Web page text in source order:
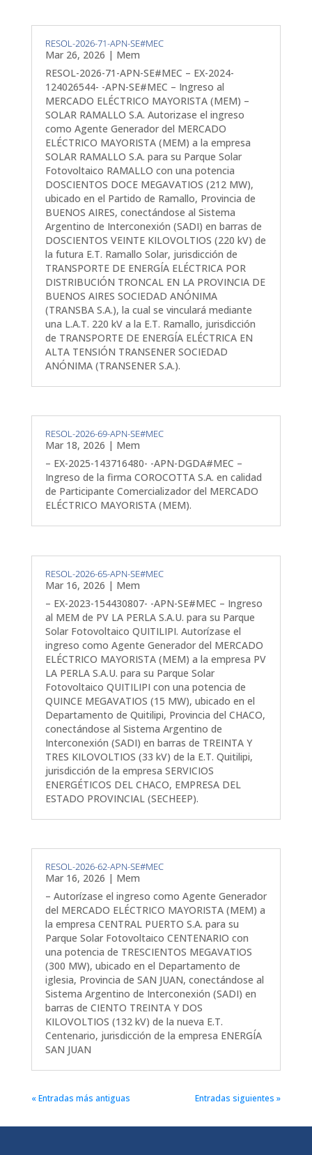
RESOL-2026-71-APN-SE#MEC
Mar 26, 2026 | Mem
RESOL-2026-71-APN-SE#MEC – EX-2024-
124026544- -APN-SE#MEC – Ingreso al
MERCADO ELÉCTRICO MAYORISTA (MEM) –
SOLAR RAMALLO S.A. Autorizase el ingreso
como Agente Generador del MERCADO
ELÉCTRICO MAYORISTA (MEM) a la empresa
SOLAR RAMALLO S.A. para su Parque Solar
Fotovoltaico RAMALLO con una potencia
DOSCIENTOS DOCE MEGAVATIOS (212 MW),
ubicado en el Partido de Ramallo, Provincia de
BUENOS AIRES, conectándose al Sistema
Argentino de Interconexión (SADI) en barras de
DOSCIENTOS VEINTE KILOVOLTIOS (220 kV) de
la futura E.T. Ramallo Solar, jurisdicción de
TRANSPORTE DE ENERGÍA ELÉCTRICA POR
DISTRIBUCIÓN TRONCAL EN LA PROVINCIA DE
BUENOS AIRES SOCIEDAD ANÓNIMA
(TRANSBA S.A.), la cual se vinculará mediante
una L.A.T. 220 kV a la E.T. Ramallo, jurisdicción
de TRANSPORTE DE ENERGÍA ELÉCTRICA EN
ALTA TENSIÓN TRANSENER SOCIEDAD
ANÓNIMA (TRANSENER S.A.).
RESOL-2026-69-APN-SE#MEC
Mar 18, 2026 | Mem
– EX-2025-143716480- -APN-DGDA#MEC –
Ingreso de la firma COROCOTTA S.A. en calidad
de Participante Comercializador del MERCADO
ELÉCTRICO MAYORISTA (MEM).
RESOL-2026-65-APN-SE#MEC
Mar 16, 2026 | Mem
– EX-2023-154430807- -APN-SE#MEC – Ingreso
al MEM de PV LA PERLA S.A.U. para su Parque
Solar Fotovoltaico QUITILIPI. Autorízase el
ingreso como Agente Generador del MERCADO
ELÉCTRICO MAYORISTA (MEM) a la empresa PV
LA PERLA S.A.U. para su Parque Solar
Fotovoltaico QUITILIPI con una potencia de
QUINCE MEGAVATIOS (15 MW), ubicado en el
Departamento de Quitilipi, Provincia del CHACO,
conectándose al Sistema Argentino de
Interconexión (SADI) en barras de TREINTA Y
TRES KILOVOLTIOS (33 kV) de la E.T. Quitilipi,
jurisdicción de la empresa SERVICIOS
ENERGÉTICOS DEL CHACO, EMPRESA DEL
ESTADO PROVINCIAL (SECHEEP).
RESOL-2026-62-APN-SE#MEC
Mar 16, 2026 | Mem
– Autorízase el ingreso como Agente Generador
del MERCADO ELÉCTRICO MAYORISTA (MEM) a
la empresa CENTRAL PUERTO S.A. para su
Parque Solar Fotovoltaico CENTENARIO con
una potencia de TRESCIENTOS MEGAVATIOS
(300 MW), ubicado en el Departamento de
iglesia, Provincia de SAN JUAN, conectándose al
Sistema Argentino de Interconexión (SADI) en
barras de CIENTO TREINTA Y DOS
KILOVOLTIOS (132 kV) de la nueva E.T.
Centenario, jurisdicción de la empresa ENERGÍA
SAN JUAN
« Entradas más antiguas Entradas siguientes »